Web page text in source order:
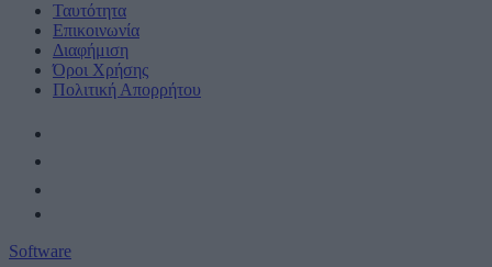
Ταυτότητα
Επικοινωνία
Διαφήμιση
Όροι Χρήσης
Πολιτική Απορρήτου
Software